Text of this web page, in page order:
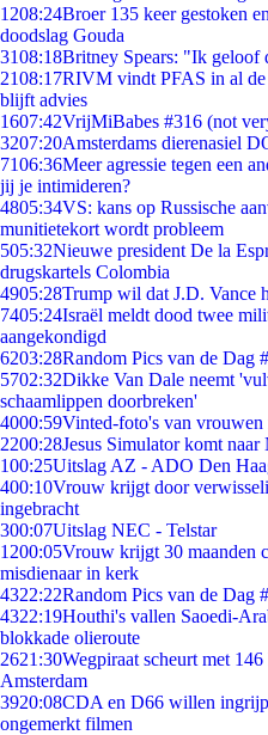
1208:24Broer 135 keer gestoken
doodslag Gouda
3108:18Britney Spears: "Ik geloof
2108:17RIVM vindt PFAS in al de
blijft advies
1607:42VrijMiBabes #316 (not
3207:20Amsterdams dierenasiel
7106:36Meer agressie tegen een
jij je intimideren?
4805:34VS: kans op Russische
munitietekort wordt probleem
505:32Nieuwe president De la
drugskartels Colombia
4905:28Trump wil dat J.D. Vance
7405:24Israël meldt dood twee
aangekondigd
6203:28Random Pics van de Dag
5702:32Dikke Van Dale neemt
schaamlippen doorbreken'
4000:59Vinted-foto's van vrouwen
2200:28Jesus Simulator komt
100:25Uitslag AZ - ADO Den
400:10Vrouw krijgt door
ingebracht
300:07Uitslag NEC - Telstar
1200:05Vrouw krijgt 30 maanden
misdienaar in kerk
4322:22Random Pics van de Dag
4322:19Houthi's vallen Saoedi-
blokkade olieroute
2621:30Wegpiraat scheurt met
Amsterdam
3920:08CDA en D66 willen
ongemerkt filmen